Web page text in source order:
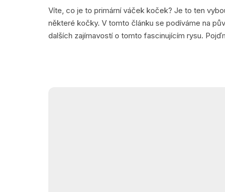
Víte, co je to primární váček koček? Je to ten
některé kočky. V tomto článku se podíváme na
dalších zajímavostí o tomto fascinujícím rysu.